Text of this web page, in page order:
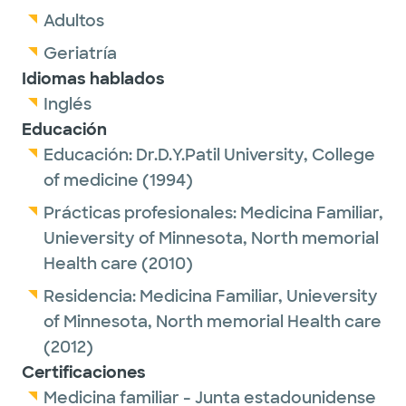
Adultos
Geriatría
Idiomas hablados
Inglés
Educación
Educación: Dr.D.Y.Patil University, College
of medicine (1994)
Prácticas profesionales: Medicina Familiar,
Unieversity of Minnesota, North memorial
Health care (2010)
Residencia: Medicina Familiar, Unieversity
of Minnesota, North memorial Health care
(2012)
Certificaciones
Medicina familiar - Junta estadounidense